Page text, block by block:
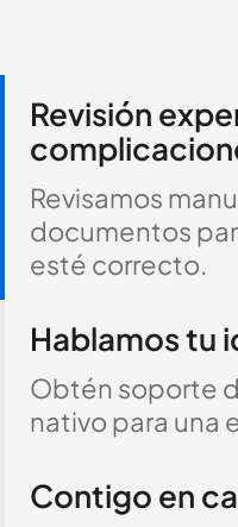
Revisión
Revisamos
documentos
esté correcto.
Hablamos tu
Obtén soporte
nativo para una
Contigo en